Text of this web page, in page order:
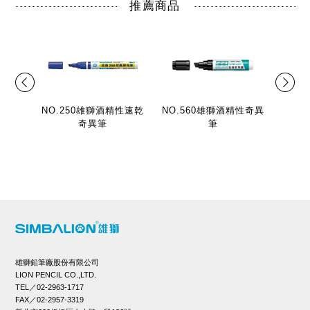
推薦商品
NO.250雄獅酒精性速乾
奇異筆
NO.560雄獅酒精性奇異
筆
雄獅鉛筆廠股份有限公司
LION PENCIL CO.,LTD.
TEL／02-2963-1717
FAX／02-2957-3319